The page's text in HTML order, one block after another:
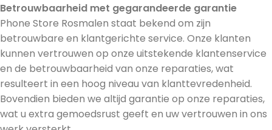
Betrouwbaarheid met gegarandeerde garantie
Phone Store Rosmalen staat bekend om zijn
betrouwbare en klantgerichte service. Onze klanten
kunnen vertrouwen op onze uitstekende klantenservice
en de betrouwbaarheid van onze reparaties, wat
resulteert in een hoog niveau van klanttevredenheid.
Bovendien bieden we altijd garantie op onze reparaties,
wat u extra gemoedsrust geeft en uw vertrouwen in ons